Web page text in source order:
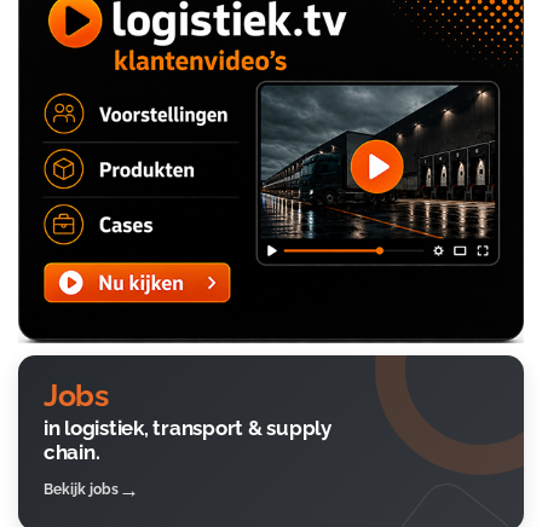
Jobs
in logistiek, transport & supply
chain.
Bekijk jobs